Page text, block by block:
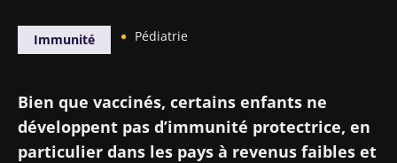
Immunité Pédiatrie
Bien que vaccinés, certains enfants ne
développent pas d’immunité protectrice, en
particulier dans les pays à revenus faibles et